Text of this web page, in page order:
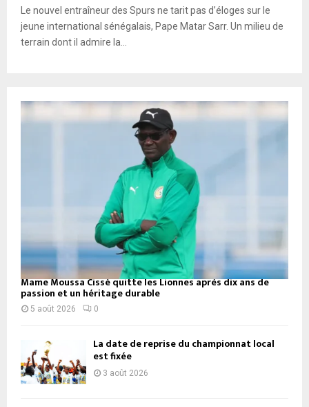
Le nouvel entraîneur des Spurs ne tarit pas d’éloges sur le
jeune international sénégalais, Pape Matar Sarr. Un milieu de
terrain dont il admire la...
Mame Moussa Cissé quitte les Lionnes après dix ans de
passion et un héritage durable
5 août 2026 0
La date de reprise du championnat local
est fixée
3 août 2026